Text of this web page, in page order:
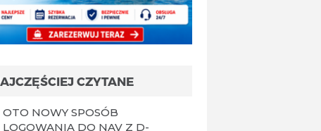
CZYTANE
OTO NOWY SPOSÓB
LOGOWANIA DO NAV Z D-